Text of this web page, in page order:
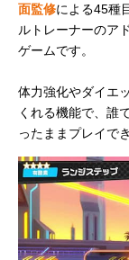
面監修による45種
ルトレーナーのア
ゲームです。
体力強化やダイエ
くれる機能で、誰
ったままプレイで